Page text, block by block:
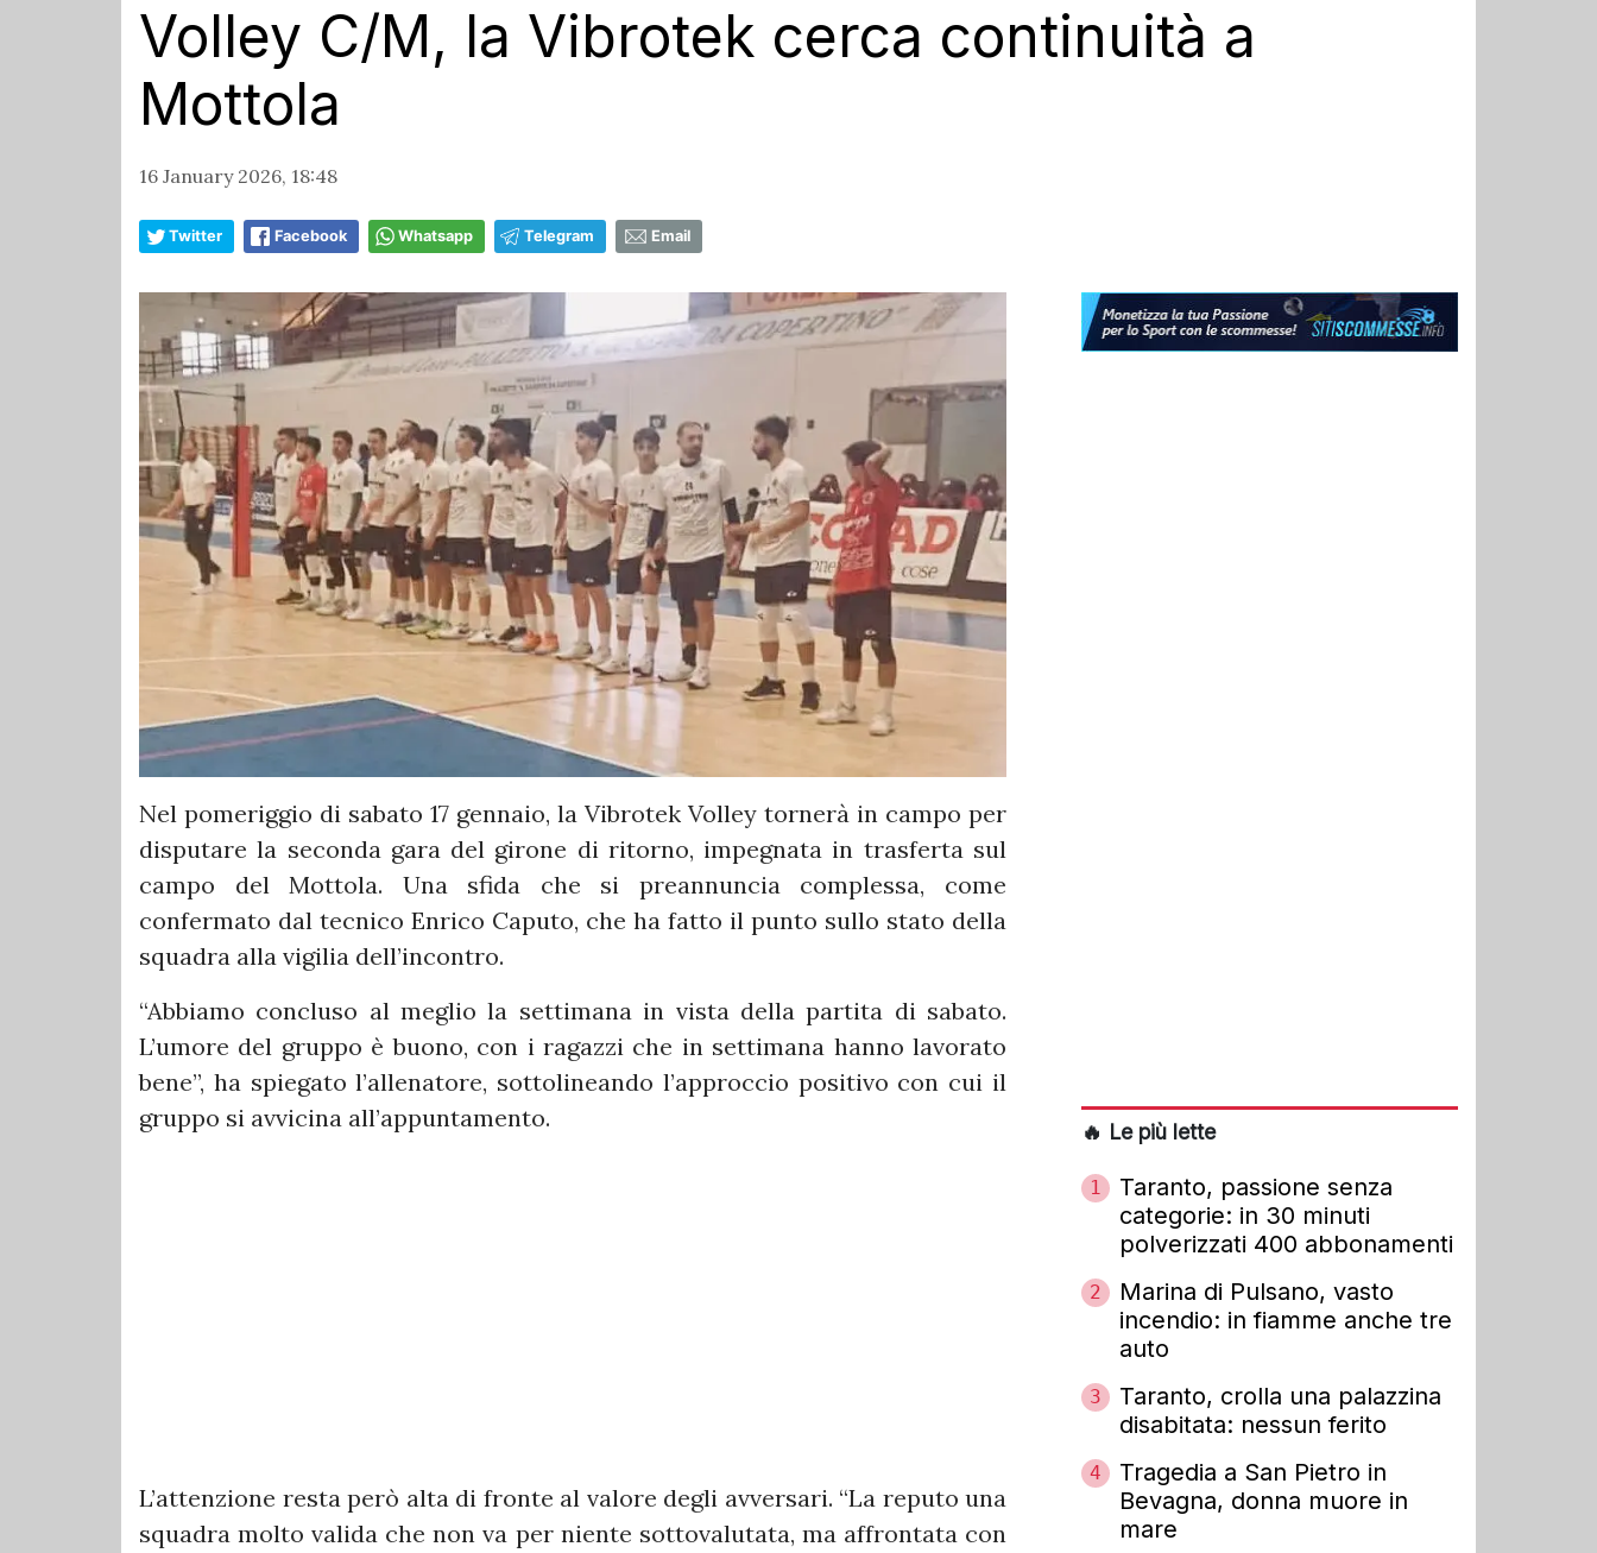
Volley C/M, la Vibrotek cerca continuità a
Mottola
16 January 2026, 18:48
Twitter Facebook Whatsapp Telegram Email
Nel pomeriggio di sabato 17 gennaio, la Vibrotek Volley tornerà in campo per
disputare la seconda gara del girone di ritorno, impegnata in trasferta sul
campo del Mottola. Una sfida che si preannuncia complessa, come
confermato dal tecnico Enrico Caputo, che ha fatto il punto sullo stato della
squadra alla vigilia dell’incontro.
“Abbiamo concluso al meglio la settimana in vista della partita di sabato.
L’umore del gruppo è buono, con i ragazzi che in settimana hanno lavorato
bene”, ha spiegato l’allenatore, sottolineando l’approccio positivo con cui il
gruppo si avvicina all’appuntamento.
L’attenzione resta però alta di fronte al valore degli avversari. “La reputo una
squadra molto valida che non va per niente sottovalutata, ma affrontata con
🔥 Le più lette
1
Taranto, passione senza
categorie: in 30 minuti
polverizzati 400 abbonamenti
2
Marina di Pulsano, vasto
incendio: in fiamme anche tre
auto
3
Taranto, crolla una palazzina
disabitata: nessun ferito
4
Tragedia a San Pietro in
Bevagna, donna muore in
mare